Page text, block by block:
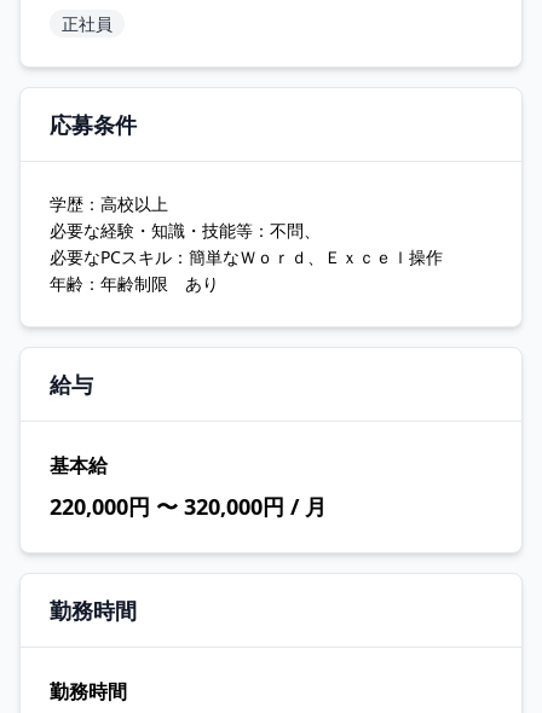
正社員
応募条件
学歴：高校以上
必要な経験・知識・技能等：不問、
必要なPCスキル：簡単なＷｏｒｄ、Ｅｘｃｅｌ操作
年齢：年齢制限 あり
給与
基本給
220,000円 〜 320,000円 / 月
勤務時間
勤務時間